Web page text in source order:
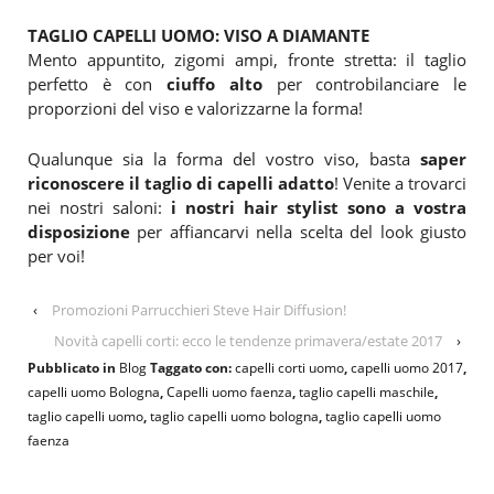
TAGLIO CAPELLI UOMO: VISO A DIAMANTE
Mento appuntito, zigomi ampi, fronte stretta: il taglio
perfetto è conciuffo altoper controbilanciare le
proporzioni del viso e valorizzarne la forma!
Qualunque sia la forma del vostro viso, basta saper
riconoscere il taglio di capelli adatto! Venite a trovarci
nei nostri saloni: i nostri hair stylist sono a vostra
disposizione per affiancarvi nella scelta del look giusto
per voi!
‹
Promozioni Parrucchieri Steve Hair Diffusion!
Novità capelli corti: ecco le tendenze primavera/estate 2017
›
Pubblicato in BlogTaggato con:capelli corti uomo,capelli uomo 2017,
capelli uomo Bologna,Capelli uomo faenza,taglio capelli maschile,
taglio capelli uomo,taglio capelli uomo bologna,taglio capelli uomo
faenza